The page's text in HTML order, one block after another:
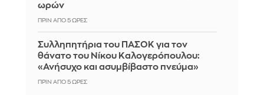
ωρών
ΠΡΙΝ ΑΠΌ 5 ΏΡΕΣ
Συλληπητήρια του ΠΑΣΟΚ για τον
θάνατο του Νίκου Καλογερόπουλου:
«Ανήσυχο και ασυμβίβαστο πνεύμα»
ΠΡΙΝ ΑΠΌ 5 ΏΡΕΣ